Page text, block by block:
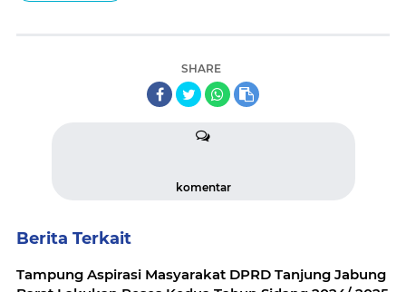
SHARE
komentar
Berita Terkait
Tampung Aspirasi Masyarakat DPRD Tanjung Jabung